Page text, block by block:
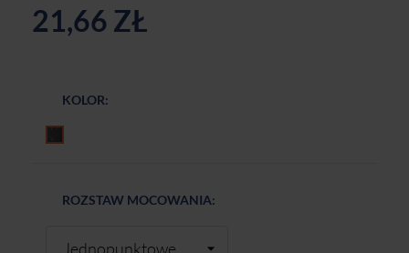
21,66 ZŁ
KOLOR:
ROZSTAW MOCOWANIA: